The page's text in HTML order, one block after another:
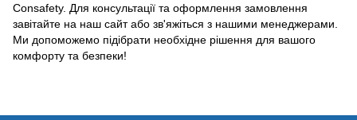
Consafety. Для консультації та оформлення замовлення
завітайте на наш сайт або зв'яжіться з нашими менеджерами.
Ми допоможемо підібрати необхідне рішення для вашого
комфорту та безпеки!